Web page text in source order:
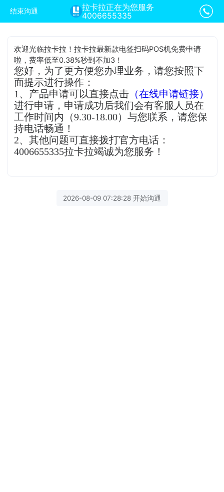
结束沟通
拉卡拉正在为您服务
4006655335
欢迎光临拉卡拉！拉卡拉最新款电签扫码POS机免费申请
啦，费率低至0.38%秒到不加3！
您好，为了更方便您办理业务，请您按照下
面提示进行操作：
1、产品申请可以直接点击 （在线申请链接）
进行申请，申请成功后我们会有客服人员在
工作时间内（9.30-18.00）与您联系，请您保
持电话畅通！
2、其他问题可直接拨打官方电话：
4006655335拉卡拉竭诚为您服务！
2026-08-09 07:28:28 开始沟通